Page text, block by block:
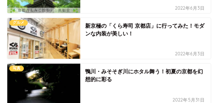
2022年6月3日
グルメ
新京極の「くら寿司 京都店」に行ってみた！モダ
ンな内装が美しい！
2022年6月3日
写真
鴨川・みそそぎ川にホタル舞う！初夏の京都を幻
想的に彩る
2022年5月31日